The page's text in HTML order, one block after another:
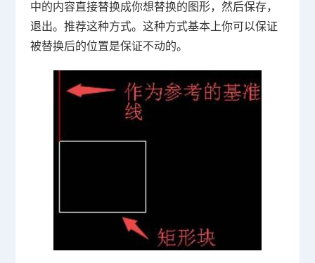
中的内容直接替换成你想替换的图形，然后保存，
退出。推荐这种方式。这种方式基本上你可以保证
被替换后的位置是保证不动的。